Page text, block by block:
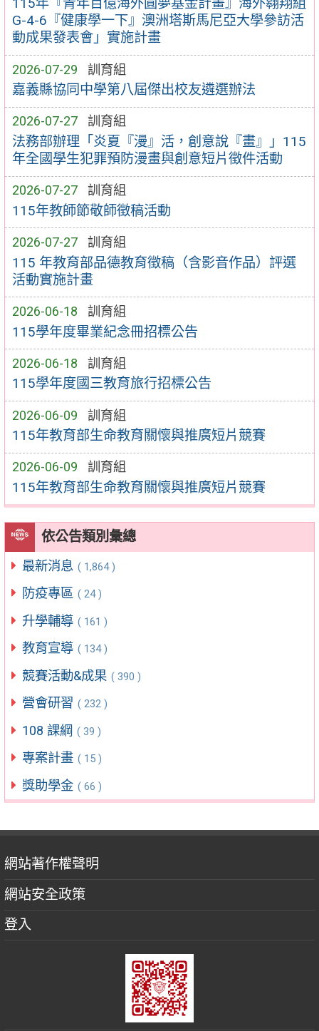
115年『青年百億海外圓夢基金計畫』海外翱翔組
G-4-6『健康學一下』澳洲塔斯馬尼亞大學參訪活
動成果發表會」實施計畫
2026-07-29 訓育組
嘉義縣協同中學第八屆傑出校友遴選辦法
2026-07-27 訓育組
法務部辦理「炎夏『漫』活，創意說『畫』」115
年全國學生犯罪預防漫畫與創意短片徵件活動
2026-07-27 訓育組
115年教師節敬師徵稿活動
2026-07-27 訓育組
115 年教育部品德教育徵稿（含影音作品）評選
活動實施計畫
2026-06-18 訓育組
115學年度畢業紀念冊招標公告
2026-06-18 訓育組
115學年度國三教育旅行招標公告
2026-06-09 訓育組
115年教育部生命教育關懷與推廣短片競賽
2026-06-09 訓育組
115年教育部生命教育關懷與推廣短片競賽
依公告類別彙總
最新消息 ( 1,864 )
防疫專區 ( 24 )
升學輔導 ( 161 )
教育宣導 ( 134 )
競賽活動&成果 ( 390 )
營會研習 ( 232 )
108 課綱 ( 39 )
專案計畫 ( 15 )
獎助學金 ( 66 )
網站著作權聲明
網站安全政策
登入